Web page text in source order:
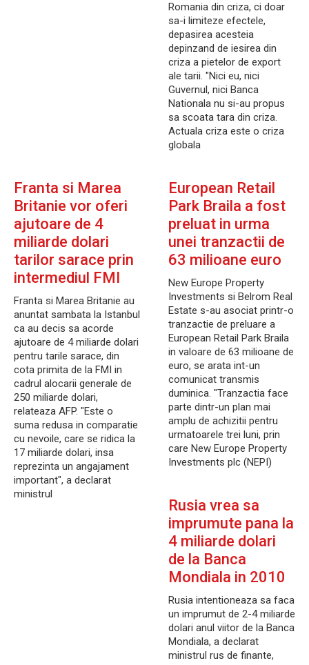
Romania din criza, ci doar
sa-i limiteze efectele,
depasirea acesteia
depinzand de iesirea din
criza a pietelor de export
ale tarii. "Nici eu, nici
Guvernul, nici Banca
Nationala nu si-au propus
sa scoata tara din criza.
Actuala criza este o criza
globala
Franta si Marea
Britanie vor oferi
ajutoare de 4
miliarde dolari
tarilor sarace prin
intermediul FMI
Franta si Marea Britanie au
anuntat sambata la Istanbul
ca au decis sa acorde
ajutoare de 4 miliarde dolari
pentru tarile sarace, din
cota primita de la FMI in
cadrul alocarii generale de
250 miliarde dolari,
relateaza AFP. "Este o
suma redusa in comparatie
cu nevoile, care se ridica la
17 miliarde dolari, insa
reprezinta un angajament
important", a declarat
ministrul
European Retail
Park Braila a fost
preluat in urma
unei tranzactii de
63 milioane euro
New Europe Property
Investments si Belrom Real
Estate s-au asociat printr-o
tranzactie de preluare a
European Retail Park Braila
in valoare de 63 milioane de
euro, se arata int-un
comunicat transmis
duminica. "Tranzactia face
parte dintr-un plan mai
amplu de achizitii pentru
urmatoarele trei luni, prin
care New Europe Property
Investments plc (NEPI)
Rusia vrea sa
imprumute pana la
4 miliarde dolari
de la Banca
Mondiala in 2010
Rusia intentioneaza sa faca
un imprumut de 2-4 miliarde
dolari anul viitor de la Banca
Mondiala, a declarat
ministrul rus de finante,